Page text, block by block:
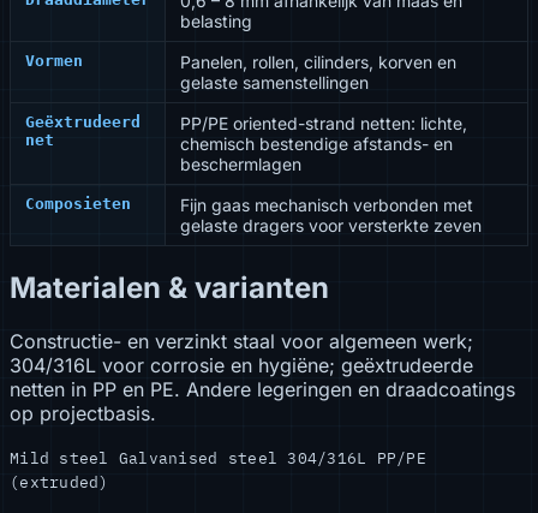
belasting
Vormen
Panelen, rollen, cilinders, korven en
gelaste samenstellingen
Geëxtrudeerd
net
PP/PE oriented-strand netten: lichte,
chemisch bestendige afstands- en
beschermlagen
Composieten
Fijn gaas mechanisch verbonden met
gelaste dragers voor versterkte zeven
Materialen & varianten
Constructie- en verzinkt staal voor algemeen werk;
304/316L voor corrosie en hygiëne; geëxtrudeerde
netten in PP en PE. Andere legeringen en draadcoatings
op projectbasis.
Mild steel Galvanised steel304/316L PP/PE
(extruded)